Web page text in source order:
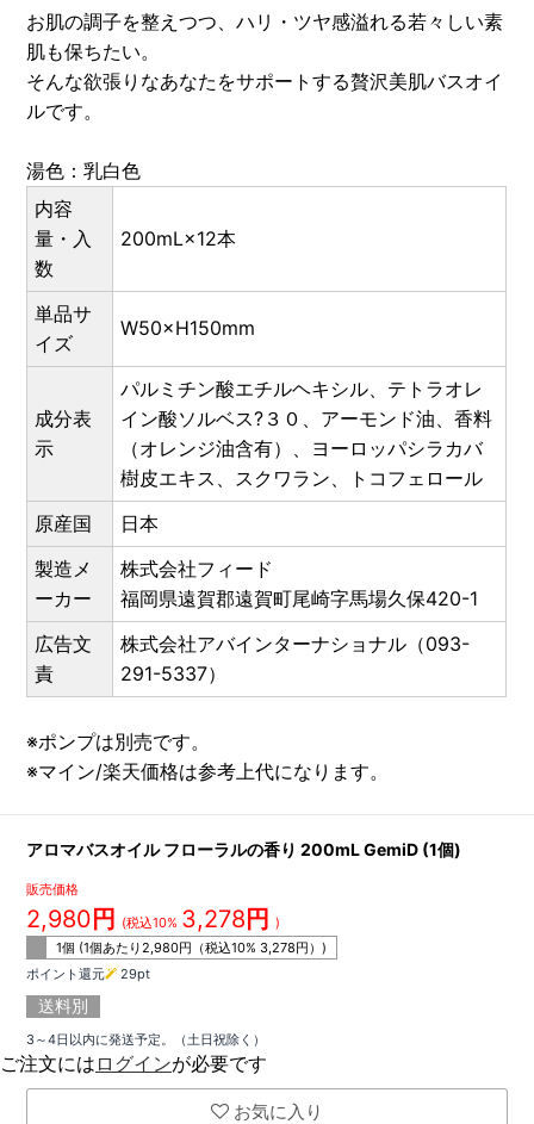
お肌の調子を整えつつ、ハリ・ツヤ感溢れる若々しい素
肌も保ちたい。
そんな欲張りなあなたをサポートする贅沢美肌バスオイ
ルです。
湯色：乳白色
内容
量・入
数
200mL×12本
単品サ
イズ
W50×H150mm
成分表
示
パルミチン酸エチルヘキシル、テトラオレ
イン酸ソルベス?３０、アーモンド油、香料
（オレンジ油含有）、ヨーロッパシラカバ
樹皮エキス、スクワラン、トコフェロール
原産国
日本
製造メ
ーカー
株式会社フィード
福岡県遠賀郡遠賀町尾崎字馬場久保420-1
広告文
責
株式会社アバインターナショナル（093-
291-5337）
※ポンプは別売です。
※マイン/楽天価格は参考上代になります。
アロマバスオイル フローラルの香り 200mL GemiD (1個)
販売価格
2,980 円 (税込10% 3,278 円 )
1個 (1個あたり 2,980円（税込10% 3,278円）)
ポイント還元
29pt
送料別
3～4日以内に発送予定。（土日祝除く）
ご注文には ログインが必要です
お気に入り